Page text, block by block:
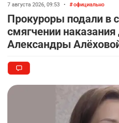
7 августа 2026, 09:53 • официально
Прокуроры подали в
смягчении
Александры